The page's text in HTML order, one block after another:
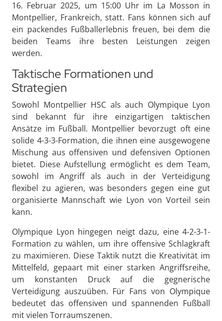
16. Februar 2025, um 15:00 Uhr im La Mosson in
Montpellier, Frankreich, statt. Fans können sich auf
ein packendes Fußballerlebnis freuen, bei dem die
beiden Teams ihre besten Leistungen zeigen
werden.
Taktische Formationen und
Strategien
Sowohl Montpellier HSC als auch Olympique Lyon
sind bekannt für ihre einzigartigen taktischen
Ansätze im Fußball. Montpellier bevorzugt oft eine
solide 4-3-3-Formation, die ihnen eine ausgewogene
Mischung aus offensiven und defensiven Optionen
bietet. Diese Aufstellung ermöglicht es dem Team,
sowohl im Angriff als auch in der Verteidigung
flexibel zu agieren, was besonders gegen eine gut
organisierte Mannschaft wie Lyon von Vorteil sein
kann.
Olympique Lyon hingegen neigt dazu, eine 4-2-3-1-
Formation zu wählen, um ihre offensive Schlagkraft
zu maximieren. Diese Taktik nutzt die Kreativität im
Mittelfeld, gepaart mit einer starken Angriffsreihe,
um konstanten Druck auf die gegnerische
Verteidigung auszuüben. Für Fans von Olympique
bedeutet das offensiven und spannenden Fußball
mit vielen Torraumszenen.